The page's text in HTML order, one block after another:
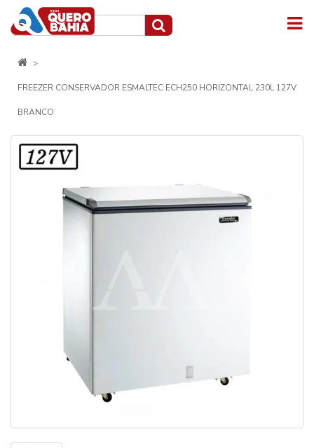
FREEZER CONSERVADOR ESMALTEC ECH250 HORIZONTAL 230L 127V
BRANCO